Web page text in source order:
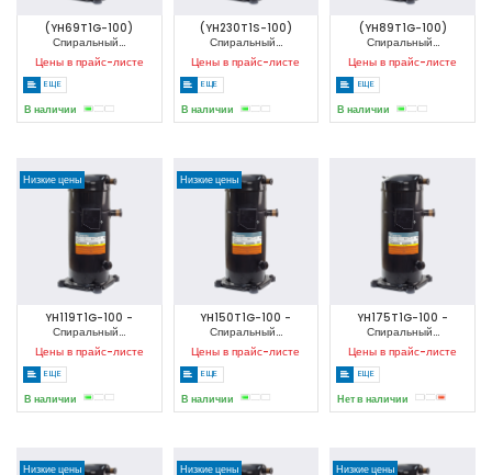
(YH69T1G-100)
Спиральный...
Цены в прайс-листе
ЕЩЕ
В наличии
(YH230T1S-100)
Спиральный...
Цены в прайс-листе
ЕЩЕ
В наличии
(YH89T1G-100)
Спиральный...
Цены в прайс-листе
ЕЩЕ
В наличии
Низкие цены
YH119T1G-100 -
Спиральный...
Цены в прайс-листе
ЕЩЕ
В наличии
Низкие цены
YH150T1G-100 -
Спиральный...
Цены в прайс-листе
ЕЩЕ
В наличии
YH175T1G-100 -
Спиральный...
Цены в прайс-листе
ЕЩЕ
Нет в наличии
Низкие цены Низкие цены Низкие цены